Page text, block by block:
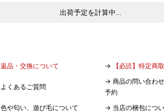
出荷予定を計算中...
返品・交換について → 【必読】特定商
よくあるご質問
→ 商品の問い合わ
予約
色や匂い、遊び毛について → 当店の梱包につ